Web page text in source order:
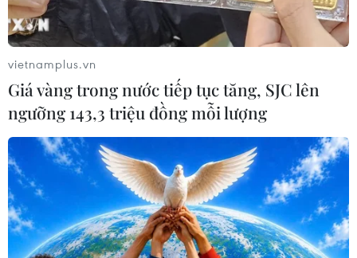
vietnamplus.vn
Giá vàng trong nước tiếp tục tăng, SJC lên
ngưỡng 143,3 triệu đồng mỗi lượng